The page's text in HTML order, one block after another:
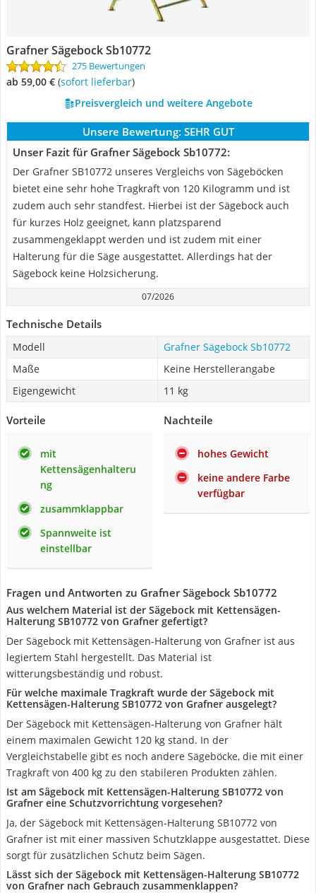
Grafner Sägebock ‎Sb10772
275 Bewertungen
ab 59,00 € ( Sofort lieferbar)
Preisvergleich und weitere Angebote
Unsere Bewertung: SEHR GUT
Unser Fazit für Grafner Sägebock ‎Sb10772:
Der Grafner SB10772 unseres Vergleichs von Sägeböcken
bietet eine sehr hohe Tragkraft von 120 Kilogramm und ist
zudem auch sehr standfest. Hierbei ist der Sägebock auch
für kurzes Holz geeignet, kann platzsparend
zusammengeklappt werden und ist zudem mit einer
Halterung für die Säge ausgestattet. Allerdings hat der
Sägebock keine Holzsicherung.
07/2026
Technische Details
Modell
Grafner Sägebock ‎Sb10772
Maße
Keine Herstellerangabe
Eigengewicht
11 kg
Vorteile
mit
Kettensägenhalteru
ng
zusammklappbar
Spannweite ist
einstellbar
Nachteile
hohes Gewicht
keine andere Farbe
verfügbar
Fragen und Antworten zu Grafner Sägebock ‎Sb10772
Aus welchem Material ist der Sägebock mit Kettensägen-
Halterung SB10772 von Grafner gefertigt?
Der Sägebock mit Kettensägen-Halterung von Grafner ist aus
legiertem Stahl hergestellt. Das Material ist
witterungsbeständig und robust.
Für welche maximale Tragkraft wurde der Sägebock mit
Kettensägen-Halterung SB10772 von Grafner ausgelegt?
Der Sägebock mit Kettensägen-Halterung von Grafner hält
einem maximalen Gewicht 120 kg stand. In der
Vergleichstabelle gibt es noch andere Sägeböcke, die mit einer
Tragkraft von 400 kg zu den stabileren Produkten zählen.
Ist am Sägebock mit Kettensägen-Halterung SB10772 von
Grafner eine Schutzvorrichtung vorgesehen?
Ja, der Sägebock mit Kettensägen-Halterung SB10772 von
Grafner ist mit einer massiven Schutzklappe ausgestattet. Diese
sorgt für zusätzlichen Schutz beim Sägen.
Lässt sich der Sägebock mit Kettensägen-Halterung SB10772
von Grafner nach Gebrauch zusammenklappen?